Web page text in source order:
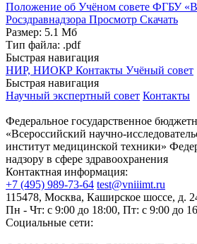
Положение об Учёном совете ФГБУ
Росздравнадзора Просмотр Скачать
Размер: 5.1 Мб
Тип файла: .pdf
Быстрая навигация
НИР, НИОКР Контакты Учёный совет
Быстрая навигация
Научный экспертный совет Контакты
Федеральное государственное
«Всероссийский научно-
институт медицинской техники»
надзору в сфере здравоохранения
Контактная информация:
+7 (495) 989-73-64 test@vniiimt.ru
115478, Москва, Каширское шоссе, д.
Пн - Чт: с 9:00 до 18:00, Пт: с 9:00 до
Социальные сети: